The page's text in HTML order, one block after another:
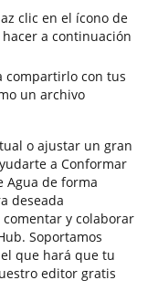
clic en el ícono de
a continuación
compartirlo con tus
un archivo
o ajustar un gran
a Conformar
Agua de forma
deseada
y colaborar
Soportamos
que hará que tu
editor gratis